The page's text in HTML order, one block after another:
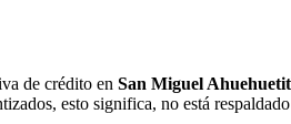
de crédito en San Miguel
esto significa, no está